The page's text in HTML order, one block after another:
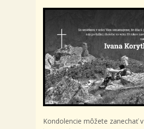
Kondolencie môžete zanechať v